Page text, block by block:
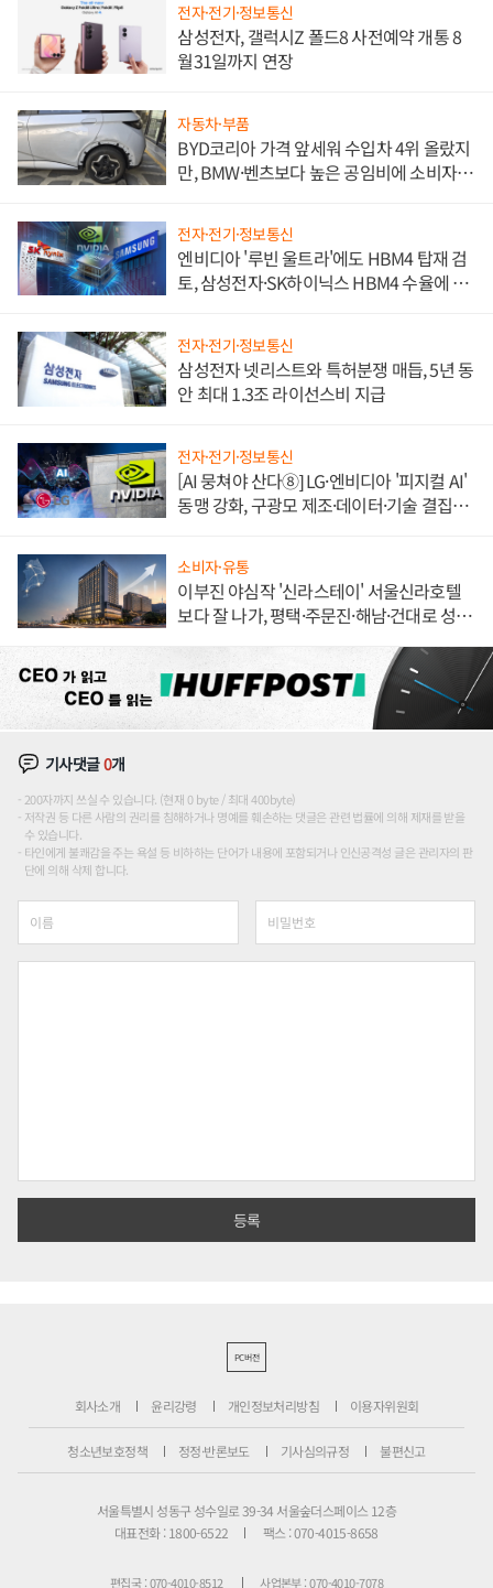
전자·전기·정보통신
삼성전자, 갤럭시Z 폴드8 사전예약 개통 8
월31일까지 연장
자동차·부품
BYD코리아 가격 앞세워 수입차 4위 올랐지
만, BMW·벤츠보다 높은 공임비에 소비자
전자·전기·정보통신
엔비디아 '루빈 울트라'에도 HBM4 탑재 검
토, 삼성전자·SK하이닉스 HBM4 수율에 주
전자·전기·정보통신
삼성전자 넷리스트와 특허분쟁 매듭, 5년 동
안 최대 1.3조 라이선스비 지급
전자·전기·정보통신
[AI 뭉쳐야 산다⑧] LG·엔비디아 '피지컬 AI'
동맹 강화, 구광모 제조·데이터·기술 결집
소비자·유통
이부진 야심작 '신라스테이' 서울신라호텔
보다 잘 나가, 평택·주문진·해남·건대로 성
기사댓글0개
200자까지 쓰실 수 있습니다. (현재 0 byte / 최대 400byte)
저작권 등 다른 사람의 권리를 침해하거나 명예를 훼손하는 댓글은 관련 법률에 의해 제재를 받을
수 있습니다.
타인에게 불쾌감을 주는 욕설 등 비하하는 단어가 내용에 포함되거나 인신공격성 글은 관리자의 판
단에 의해 삭제 합니다.
PC버전
회사소개 윤리강령 개인정보처리방침 이용자위원회
청소년보호정책 정정·반론보도 기사심의규정 불편신고
서울특별시 성동구 성수일로 39-34 서울숲더스페이스 12층
대표전화 : 1800-6522
팩스 : 070-4015-8658
편집국 : 070-4010-8512 사업본부 : 070-4010-7078